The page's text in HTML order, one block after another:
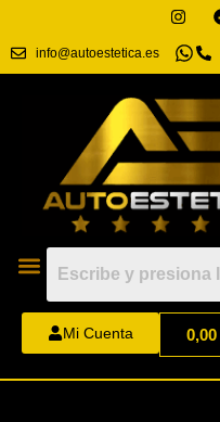
info@autoestetica.es
Mi Cuenta 0,00